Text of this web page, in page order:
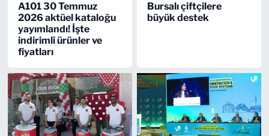
A101 30 Temmuz
2026 aktüel kataloğu
yayımlandı! İşte
indirimli ürünler ve
fiyatları
Bursalı çiftçilere
büyük destek